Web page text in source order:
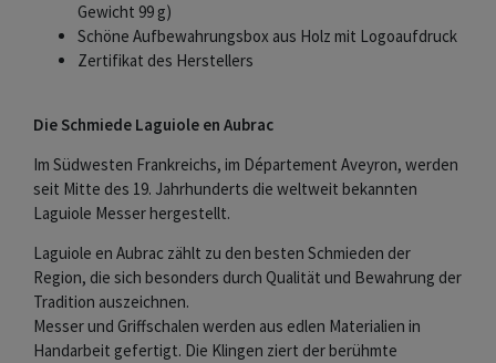
Gewicht 99 g)
Schöne Aufbewahrungsbox aus Holz mit Logoaufdruck
Zertifikat des Herstellers
Die Schmiede Laguiole en Aubrac
Im Südwesten Frankreichs, im Département Aveyron, werden
seit Mitte des 19. Jahrhunderts die weltweit bekannten
Laguiole Messer hergestellt.
Laguiole en Aubrac zählt zu den besten Schmieden der
Region, die sich besonders durch Qualität und Bewahrung der
Tradition auszeichnen.
Messer und Griffschalen werden aus edlen Materialien in
Handarbeit gefertigt. Die Klingen ziert der berühmte